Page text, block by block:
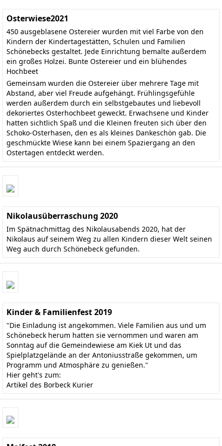
Osterwiese2021
450 ausgeblasene Ostereier wurden mit viel Farbe von den
Kindern der Kindertagestätten, Schulen und Familien
Schönebecks gestaltet. Jede Einrichtung bemalte außerdem
ein großes Holzei. Bunte Ostereier und ein blühendes
Hochbeet
Gemeinsam wurden die Ostereier über mehrere Tage mit
Abstand, aber viel Freude aufgehängt. Frühlingsgefühle
werden außerdem durch ein selbstgebautes und liebevoll
dekoriertes Osterhochbeet geweckt. Erwachsene und Kinder
hatten sichtlich Spaß und die Kleinen freuten sich über den
Schoko-Osterhasen, den es als kleines Dankeschön gab. Die
geschmückte Wiese kann bei einem Spaziergang an den
Ostertagen entdeckt werden.
Nikolausüberraschung 2020
Im Spätnachmittag des Nikolausabends 2020, hat der
Nikolaus auf seinem Weg zu allen Kindern dieser Welt seinen
Weg auch durch Schönebeck gefunden.
Kinder & Familienfest 2019
"Die Einladung ist angekommen. Viele Familien aus und um
Schönebeck herum hatten sie vernommen und waren am
Sonntag auf die Gemeindewiese am Kiek Ut und das
Spielplatzgelände an der Antoniusstraße gekommen, um
Programm und Atmosphäre zu genießen."
Hier geht's zum:
Artikel des Borbeck Kurier